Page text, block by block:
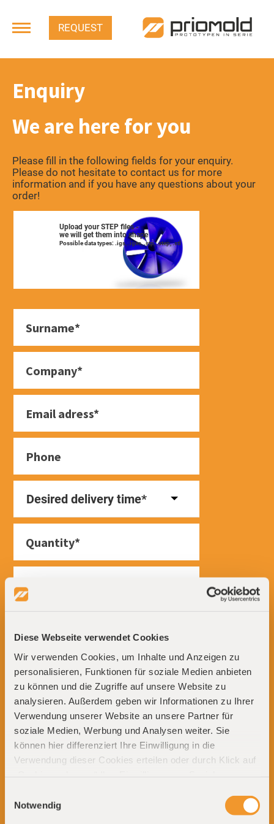
Diese Webseite verwendet Cookies
Wir verwenden Cookies, um Inhalte und Anzeigen zu
personalisieren, Funktionen für soziale Medien anbieten
zu können und die Zugriffe auf unsere Website zu
analysieren. Außerdem geben wir Informationen zu Ihrer
Verwendung unserer Website an unsere Partner für
soziale Medien, Werbung und Analysen weiter. Sie
können hier differenziert Ihre Einwilligung in die
Verwendung dieser Cookies erteilen oder durch Klick auf
Einwilligung speichern wir keine Cookies (außer solche,
welche unbedingt erforderlich sind, um unseren Dienst
Notwendig
REQUEST
Enquiry
We are here for you
Please fill in the following fields for your enquiry.
Please do not hesitate to contact us for more
information and if you have any questions about your
order!
Upload your STEP files -
we will get them into shape
Possible data types: .igs, .iges, .stp, .step, .stl
Datei(en) hierher
ablegen
Desired delivery time*